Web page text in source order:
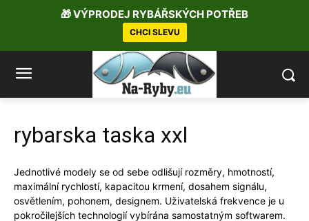
rybarska taska xxl
Jednotlivé modely se od sebe odlišují rozměry, hmotností,
maximální rychlostí, kapacitou krmení, dosahem signálu,
osvětlením, pohonem, designem. Uživatelská frekvence je u
pokročilejších technologií vybírána samostatným softwarem.
🎁 VÝPRODEJ RYBÁŘSKÝCH POTŘEB
CHCI SLEVU